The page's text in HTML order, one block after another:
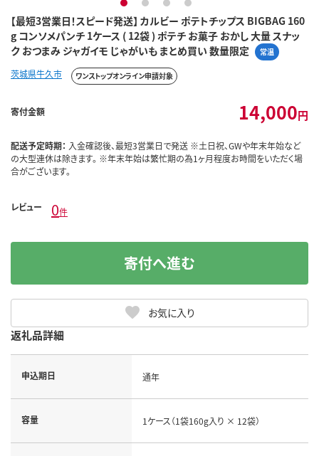
【最短3営業日！スピード発送】 カルビー ポテトチップス BIGBAG 160
g コンソメパンチ 1ケース ( 12袋 ) ポテチ お菓子 おかし 大量 スナッ
ク おつまみ ジャガイモ じゃがいも まとめ買い 数量限定
常温
1 2 3 4
茨城県牛久市 ワンストップオンライン申請対象
寄付金額 14,000円
配送予定時期： 入金確認後、最短3営業日で発送 ※土日祝、GWや年末年始など
の大型連休は除きます。 ※年末年始は繁忙期の為1ヶ月程度お時間をいただく場
合がございます。
レビュー 0件
お気に入り
寄付へ進む
返礼品詳細
申込期日 通年
容量 1ケース（1袋160g入り × 12袋）